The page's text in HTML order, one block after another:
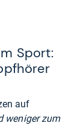
Sport:
auf
weniger zum